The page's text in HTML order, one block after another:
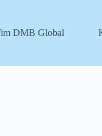
DMB Global